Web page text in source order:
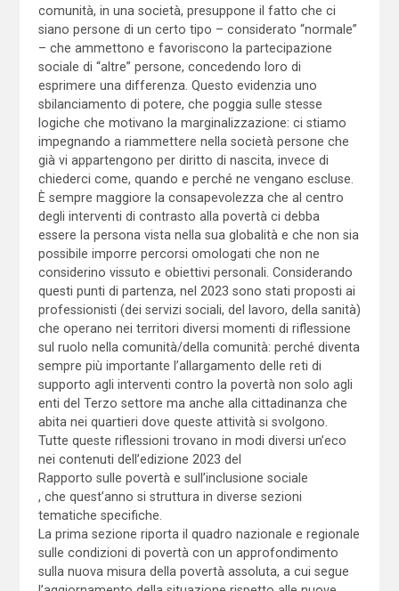
comunità, in una società, presuppone il fatto che ci
siano persone di un certo tipo – considerato “normale”
– che ammettono e favoriscono la partecipazione
sociale di “altre” persone, concedendo loro di
esprimere una differenza. Questo evidenzia uno
sbilanciamento di potere, che poggia sulle stesse
logiche che motivano la marginalizzazione: ci stiamo
impegnando a riammettere nella società persone che
già vi appartengono per diritto di nascita, invece di
chiederci come, quando e perché ne vengano escluse.
È sempre maggiore la consapevolezza che al centro
degli interventi di contrasto alla povertà ci debba
essere la persona vista nella sua globalità e che non sia
possibile imporre percorsi omologati che non ne
considerino vissuto e obiettivi personali. Considerando
questi punti di partenza, nel 2023 sono stati proposti ai
professionisti (dei servizi sociali, del lavoro, della sanità)
che operano nei territori diversi momenti di riflessione
sul ruolo nella comunità/della comunità: perché diventa
sempre più importante l’allargamento delle reti di
supporto agli interventi contro la povertà non solo agli
enti del Terzo settore ma anche alla cittadinanza che
abita nei quartieri dove queste attività si svolgono.
Tutte queste riflessioni trovano in modi diversi un’eco
nei contenuti dell’edizione 2023 del
Rapporto sulle povertà e sull’inclusione sociale
, che quest’anno si struttura in diverse sezioni
tematiche specifiche.
La prima sezione riporta il quadro nazionale e regionale
sulle condizioni di povertà con un approfondimento
sulla nuova misura della povertà assoluta, a cui segue